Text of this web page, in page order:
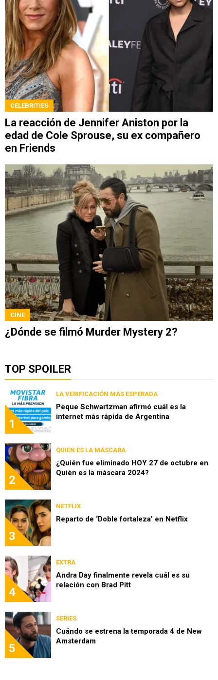
CELEBRITIES
La reacción de Jennifer Aniston por la
edad de Cole Sprouse, su ex compañero
en Friends
CINE
¿Dónde se filmó Murder Mystery 2?
TOP SPOILER
1
LA VERIFICACIÓN MÁS ESPERADA
Peque Schwartzman afirmó cuál es la
internet más rápida de Argentina
2
QUIÉN ES LA MÁSCARA
¿Quién fue eliminado HOY 27 de octubre en
Quién es la máscara 2024?
3
NETFLIX
Reparto de ‘Doble fortaleza’ en Netflix
4
EXTRA
Andra Day finalmente revela cuál es su
relación con Brad Pitt
5
SERIES
Cuándo se estrena la temporada 4 de New
Amsterdam